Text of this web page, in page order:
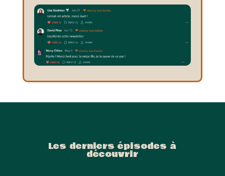
Les derniers épisodes à
découvrir